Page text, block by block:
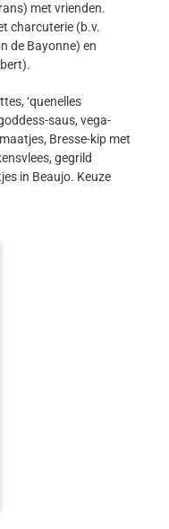
met vrienden.
charcuterie (b.v.
de Bayonne) en
‘quenelles
saus, vega-
Bresse-kip met
gegrild
in Beaujo. Keuze